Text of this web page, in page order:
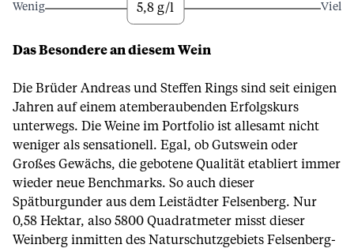
Wenig 5,8 g/l Viel
Das Besondere an diesem Wein
Die Brüder Andreas und Steffen Rings sind seit einigen
Jahren auf einem atemberaubenden Erfolgskurs
unterwegs. Die Weine im Portfolio ist allesamt nicht
weniger als sensationell. Egal, ob Gutswein oder
Großes Gewächs, die gebotene Qualität etabliert immer
wieder neue Benchmarks. So auch dieser
Spätburgunder aus dem Leistädter Felsenberg. Nur
0,58 Hektar, also 5800 Quadratmeter misst dieser
Weinberg inmitten des Naturschutzgebiets Felsenberg-